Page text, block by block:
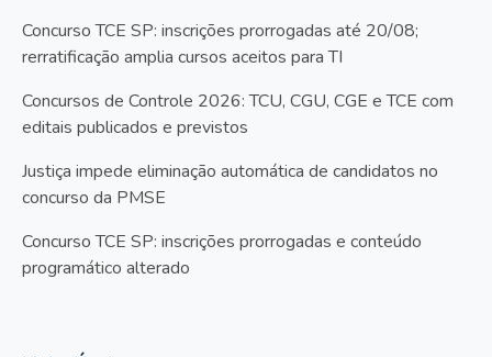
Concurso TCE SP: inscrições prorrogadas até 20/08;
rerratificação amplia cursos aceitos para TI
Concursos de Controle 2026: TCU, CGU, CGE e TCE com
editais publicados e previstos
Justiça impede eliminação automática de candidatos no
concurso da PMSE
Concurso TCE SP: inscrições prorrogadas e conteúdo
programático alterado